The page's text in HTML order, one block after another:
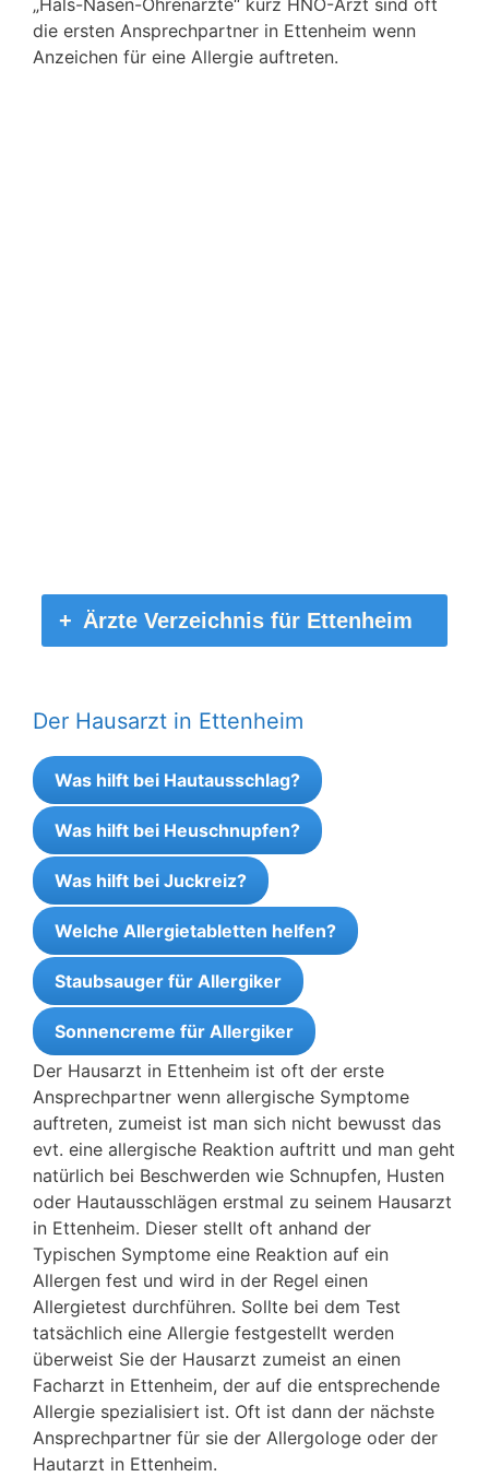
„Hals-Nasen-Ohrenärzte“ kurz HNO-Arzt sind oft
die ersten Ansprechpartner in Ettenheim wenn
Anzeichen für eine Allergie auftreten.
Ärzte Verzeichnis für Ettenheim
Der Hausarzt in Ettenheim
Was hilft bei Hautausschlag?
Was hilft bei Heuschnupfen?
Was hilft bei Juckreiz?
Welche Allergietabletten helfen?
Staubsauger für Allergiker
Sonnencreme für Allergiker
Der Hausarzt in Ettenheim ist oft der erste
Ansprechpartner wenn allergische Symptome
auftreten, zumeist ist man sich nicht bewusst das
evt. eine allergische Reaktion auftritt und man geht
natürlich bei Beschwerden wie Schnupfen, Husten
oder Hautausschlägen erstmal zu seinem Hausarzt
in Ettenheim. Dieser stellt oft anhand der
Typischen Symptome eine Reaktion auf ein
Allergen fest und wird in der Regel einen
Allergietest durchführen. Sollte bei dem Test
tatsächlich eine Allergie festgestellt werden
überweist Sie der Hausarzt zumeist an einen
Facharzt in Ettenheim, der auf die entsprechende
Allergie spezialisiert ist. Oft ist dann der nächste
Ansprechpartner für sie der Allergologe oder der
Hautarzt in Ettenheim.